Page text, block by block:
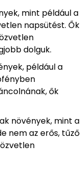
mint például a
napsütést. Ők
dolguk.
például a
ők
növények, mint a
nem az erős, tűző